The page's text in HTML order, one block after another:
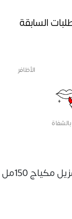
السابقة
الأظافر
150مل